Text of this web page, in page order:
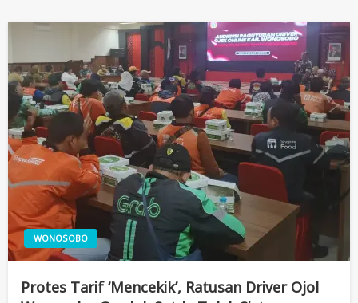
WONOSOBO
Protes Tarif ‘Mencekik’, Ratusan Driver Ojol